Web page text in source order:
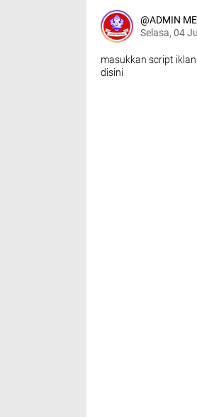
ADMIN
Selasa, 04
masukkan script iklan
disini